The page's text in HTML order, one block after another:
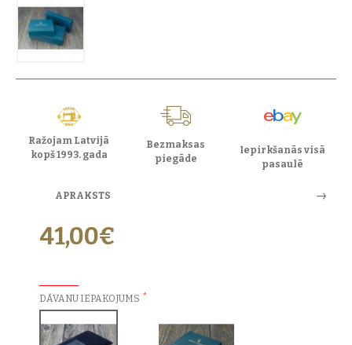
Ražojam Latvijā
kopš 1993. gada
Bezmaksas
piegāde
Iepirkšanās visā
pasaulē
APRAKSTS
41,00€
DĀVANU IEPAKOJUMS